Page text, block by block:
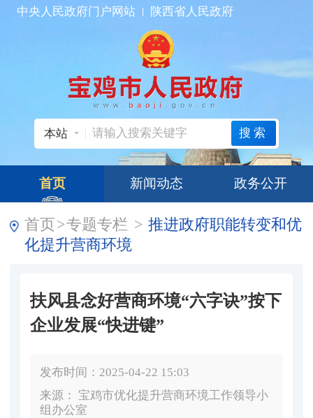
中央人民政府门户网站 陕西省人民政府
本站 搜索
首页 新闻动态 政务公开
首页>专题专栏 > 推进政府职能转变和优
化提升营商环境
扶风县念好营商环境“六字诀”按下
企业发展“快进键”
发布时间：2025-04-22 15:03
来源： 宝鸡市优化提升营商环境工作领导小
组办公室